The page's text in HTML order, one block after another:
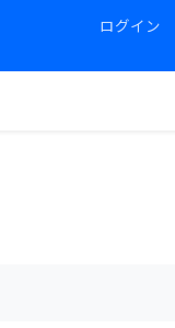
ログイン